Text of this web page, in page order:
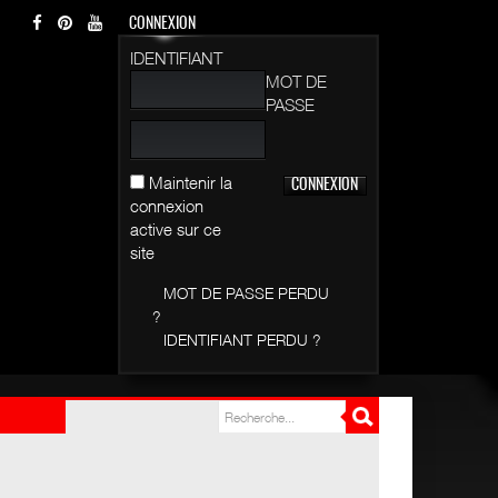
CONNEXION
IDENTIFIANT
MOT DE
PASSE
Maintenir la
connexion
active sur ce
site
MOT DE PASSE PERDU
?
IDENTIFIANT PERDU ?